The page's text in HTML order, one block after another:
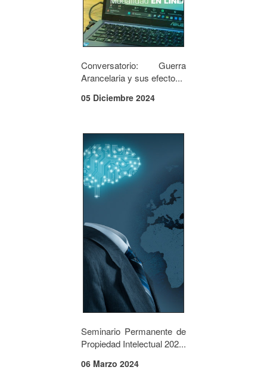
Conversatorio: Guerra
Arancelaria y sus efecto...
05 Diciembre 2024
Seminario Permanente de
Propiedad Intelectual 202...
06 Marzo 2024